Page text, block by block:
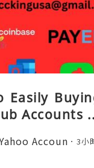
Easily
Accounts
Accoun 3小